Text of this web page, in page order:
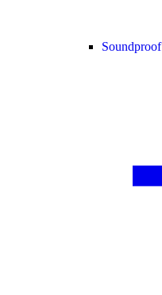
Soundproof